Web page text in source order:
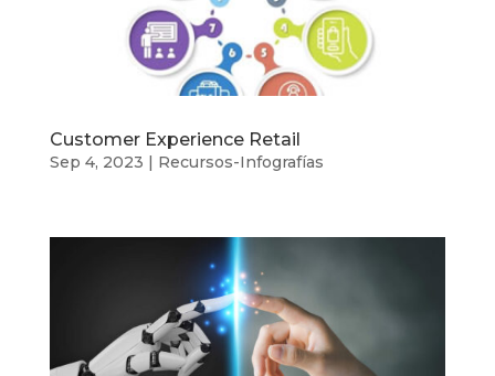
Customer Experience Retail
Sep 4, 2023 | Recursos-Infografías